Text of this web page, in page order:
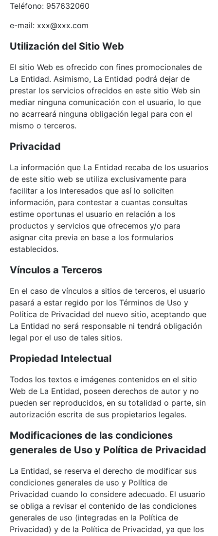
Teléfono: 957632060
e-mail: xxx@xxx.com
Utilización del Sitio Web
El sitio Web es ofrecido con fines promocionales de
La Entidad. Asimismo, La Entidad podrá dejar de
prestar los servicios ofrecidos en este sitio Web sin
mediar ninguna comunicación con el usuario, lo que
no acarreará ninguna obligación legal para con el
mismo o terceros.
Privacidad
La información que La Entidad recaba de los usuarios
de este sitio web se utiliza exclusivamente para
facilitar a los interesados que así lo soliciten
información, para contestar a cuantas consultas
estime oportunas el usuario en relación a los
productos y servicios que ofrecemos y/o para
asignar cita previa en base a los formularios
establecidos.
Vínculos a Terceros
En el caso de vínculos a sitios de terceros, el usuario
pasará a estar regido por los Términos de Uso y
Política de Privacidad del nuevo sitio, aceptando que
La Entidad no será responsable ni tendrá obligación
legal por el uso de tales sitios.
Propiedad Intelectual
Todos los textos e imágenes contenidos en el sitio
Web de La Entidad, poseen derechos de autor y no
pueden ser reproducidos, en su totalidad o parte, sin
autorización escrita de sus propietarios legales.
Modificaciones de las condiciones
generales de Uso y Política de Privacidad
La Entidad, se reserva el derecho de modificar sus
condiciones generales de uso y Política de
Privacidad cuando lo considere adecuado. El usuario
se obliga a revisar el contenido de las condiciones
generales de uso (integradas en la Política de
Privacidad) y de la Política de Privacidad, ya que los